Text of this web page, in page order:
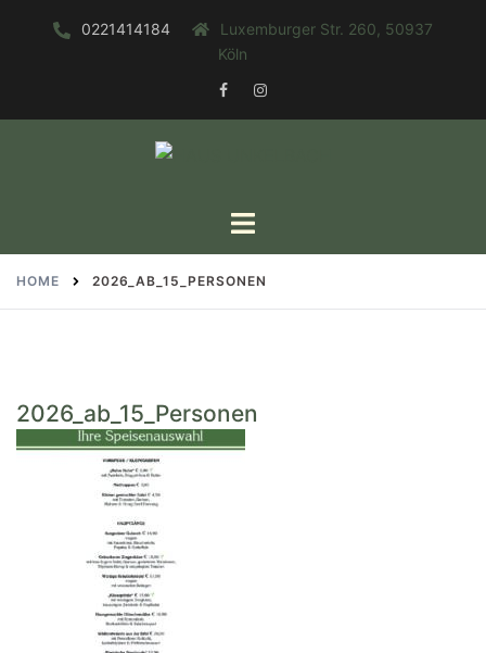
0221414184
Luxemburger Str. 260, 50937
Köln
FACEBOOKINSTAGRAM
Toggle
HOME 2026_AB_15_PERSONEN
2026_ab_15_Personen